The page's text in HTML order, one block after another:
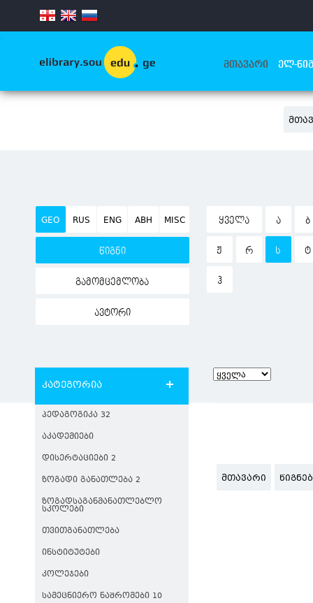
.
ᲛᲗᲐᲕᲐᲠᲘ ᲔᲚ-
GEO RUS ENG ABH MISC
წიგნი
გამომცემლობა
ავტორი
ᲧᲕᲔᲚᲐ Ა Ბ
Ჟ Რ Ს Ტ
Ჰ
კატეგორია
ᲞᲔᲓᲐᲒᲝᲒᲘᲙᲐ 32
ᲐᲙᲐᲓᲔᲛᲘᲔᲑᲘ
ᲓᲘᲡᲔᲠᲢᲐᲪᲘᲔᲑᲘ 2
ᲖᲝᲒᲐᲓᲘ ᲒᲐᲜᲐᲗᲚᲔᲑᲐ 2
ᲖᲝᲒᲐᲓᲡᲐᲒᲐᲜᲛᲐᲜᲐᲗᲚᲔᲑᲚᲝ
ᲡᲙᲝᲚᲔᲑᲘ
ᲗᲕᲘᲗᲒᲐᲜᲐᲗᲚᲔᲑᲐ
ᲘᲜᲡᲢᲘᲢᲣᲢᲔᲑᲘ
ᲙᲝᲚᲔᲯᲔᲑᲘ
ᲡᲐᲛᲔᲪᲜᲘᲔᲠᲝ ᲜᲐᲨᲠᲝᲛᲔᲑᲘ 10
ᲛᲗᲐᲕᲐᲠᲘ